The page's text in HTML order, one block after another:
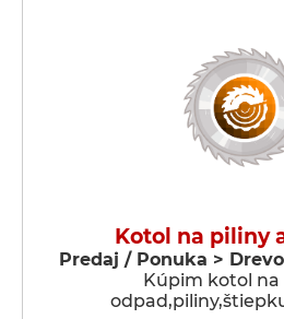
Kotol na piliny
Predaj / Ponuka >
Kúpim kotol